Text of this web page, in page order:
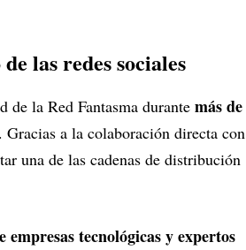
las redes sociales
de la Red Fantasma durante más de
a la colaboración directa con
una de las cadenas de distribución
empresas tecnológicas y expertos